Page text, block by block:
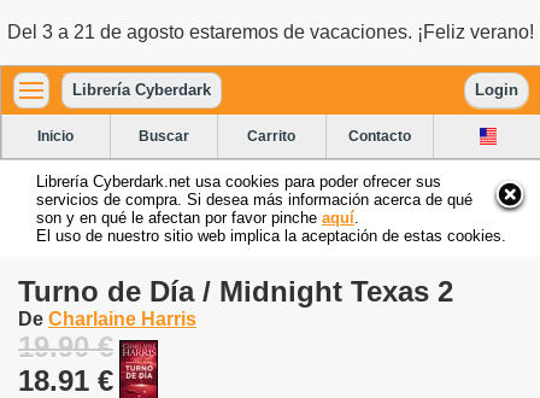
Del 3 a 21 de agosto estaremos de vacaciones. ¡Feliz verano!
Librería Cyberdark Login
Inicio Buscar Carrito Contacto
Librería Cyberdark.net usa cookies para poder ofrecer sus
servicios de compra. Si desea más información acerca de qué
son y en qué le afectan por favor pinche aquí
El uso de nuestro sitio web implica la aceptación de estas cookies.
Turno de Día / Midnight Texas 2
De Charlaine Harris
19.90 €
18.91 €